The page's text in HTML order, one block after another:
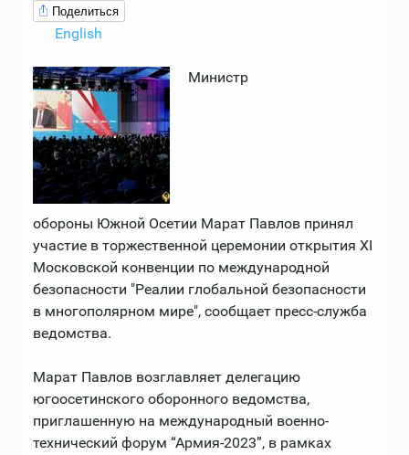
Поделиться
English
Министр
обороны Южной Осетии Марат Павлов принял
участие в торжественной церемонии открытия XI
Московской конвенции по международной
безопасности "Реалии глобальной безопасности
в многополярном мире", сообщает пресс-служба
ведомства.
Марат Павлов возглавляет делегацию
югоосетинского оборонного ведомства,
приглашенную на международный военно-
технический форум “Армия-2023”, в рамках